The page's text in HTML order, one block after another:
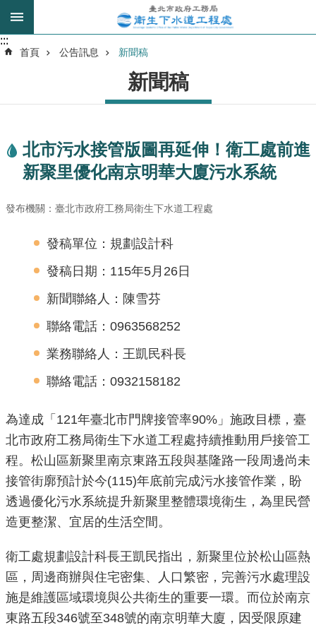
跳到主要內容區塊
進
我
的
分
是
業
務
資
訊
政
資
訊
公
開
:::
:::
首頁 公告訊息 新聞稿
新聞稿
北市污水接管版圖再延伸！衛工處前進
新聚里優化南京明華大廈污水系統
發布機關：臺北市政府工務局衛生下水道工程處
發稿單位：規劃設計科
發稿日期：115年5月26日
新聞聯絡人：陳雪芬
聯絡電話：0963568252
業務聯絡人：王凱民科長
聯絡電話：0932158182
為達成「121年臺北市門牌接管率90%」施政目標，臺
北市政府工務局衛生下水道工程處持續推動用戶接管工
程。松山區新聚里南京東路五段與基隆路一段周邊尚未
接管街廓預計於今(115)年底前完成污水接管作業，盼
透過優化污水系統提升新聚里整體環境衛生，為里民營
造更整潔、宜居的生活空間。
衛工處規劃設計科長王凱民指出，新聚里位於松山區熱
區，周邊商辦與住宅密集、人口繁密，完善污水處理設
施是維護區域環境與公共衛生的重要一環。而位於南京
東路五段346號至348號的南京明華大廈，因受限原建